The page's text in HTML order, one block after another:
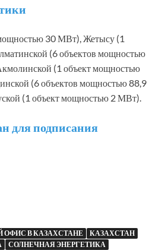
30 МВт), Жетысу (1
(6 объектов мощностью
(1 объект мощностью
(6 объектов мощностью 88,9
(1 объект мощностью 2 МВт).
для подписания
ОФИС В КАЗАХСТАНЕ
КАЗАХСТАН
СОЛНЕЧНАЯ ЭНЕРГЕТИКА